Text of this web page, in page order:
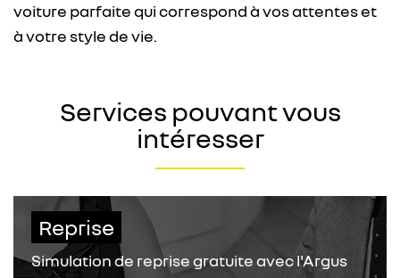
voiture parfaite qui correspond à vos attentes et
à votre style de vie.
Services pouvant vous
intéresser
Reprise
Simulation de reprise gratuite avec l'Argus